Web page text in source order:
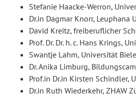
Stefanie Haacke-Werron,
Dr.in Dagmar Knorr, Leuphana
David Kreitz, freiberuflicher
Prof. Dr. Dr. h. c. Hans Krings,
Swantje Lahm, Universität
Dr. Anika Limburg,
Prof.in Dr.in Kirsten Schindler,
Dr.in Ruth Wiederkehr, ZHAW